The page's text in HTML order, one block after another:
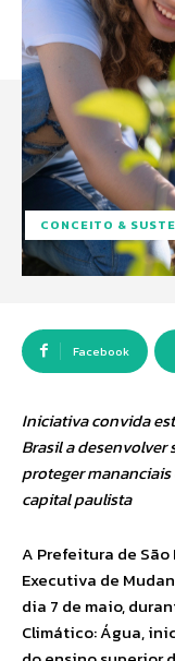
CONCEITO &
Facebook
Iniciativa convida
Brasil a desenvolver
proteger
capital paulista
A Prefeitura de
Executiva de
dia 7 de maio,
Climático: Água,